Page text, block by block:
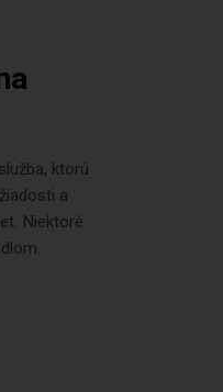
ktorú
a
Niektoré